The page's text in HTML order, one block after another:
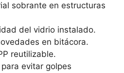
sobrante en estructuras
del vidrio instalado.
en bitácora.
reutilizable.
evitar golpes